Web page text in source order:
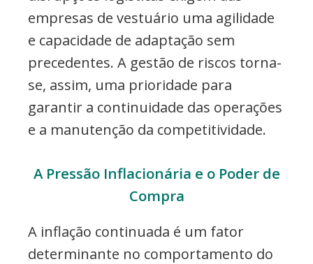
empresas de vestuário uma agilidade
e capacidade de adaptação sem
precedentes. A gestão de riscos torna-
se, assim, uma prioridade para
garantir a continuidade das operações
e a manutenção da competitividade.
A Pressão Inflacionária e o Poder de
Compra
A inflação continuada é um fator
determinante no comportamento do